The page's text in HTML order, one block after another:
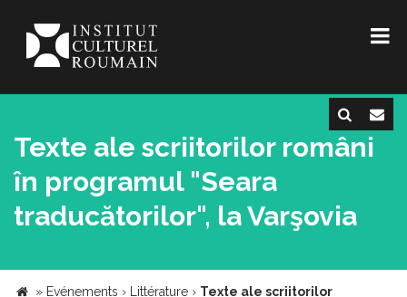
Texte ale scriitorilor români
în programul "Seara
traducătorilor", la Varşovia
» Evénements › Littérature › Texte ale scriitorilor